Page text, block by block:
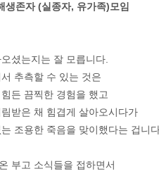
생존자 (실종자, 유가족)모임
셨는지는 잘 모릅니다.
추측할 수 있는 것은
든 끔찍한 경험을 했고
받은 채 힘겹게 살아오시다가
조용한 죽음을 맞이했다는 겁니
부고 소식들을 접하면서